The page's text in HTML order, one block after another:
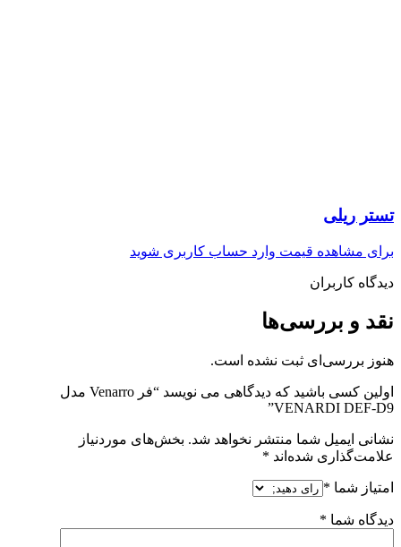
تستر ریلی
برای مشاهده قیمت وارد حساب کاربری شوید
دیدگاه کاربران
نقد و بررسی‌ها
هنوز بررسی‌ای ثبت نشده است.
اولین کسی باشید که دیدگاهی می نویسد “فر Venarro مدل
VENARDI DEF-D9”
نشانی ایمیل شما منتشر نخواهد شد. بخش‌های موردنیاز
علامت‌گذاری شده‌اند *
امتیاز شما *
دیدگاه شما *